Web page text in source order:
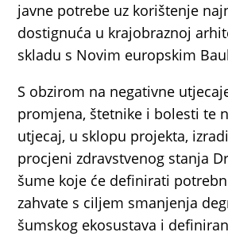
javne potrebe uz korištenje
dostignuća u krajobraznoj
skladu s Novim europskim
S obzirom na negativne
promjena, štetnike i bolesti te
utjecaj, u sklopu projekta,
procjeni zdravstvenog stanja
šume koje će definirati
zahvate s ciljem smanjenja
šumskog ekosustava i